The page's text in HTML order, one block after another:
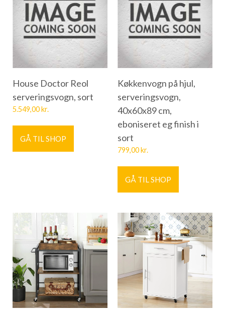
House Doctor Reol
serveringsvogn, sort
5.549,00kr.
GÅ TIL SHOP
Køkkenvogn på hjul,
serveringsvogn,
40x60x89 cm,
eboniseret eg finish i
sort
799,00kr.
GÅ TIL SHOP